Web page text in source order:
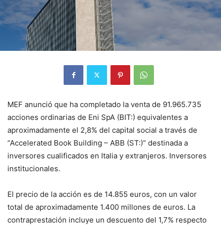
MEF anunció que ha completado la venta de 91.965.735
acciones ordinarias de Eni SpA (BIT:) equivalentes a
aproximadamente el 2,8% del capital social a través de
“Accelerated Book Building – ABB (ST:)” destinada a
inversores cualificados en Italia y extranjeros. Inversores
institucionales.
El precio de la acción es de 14.855 euros, con un valor
total de aproximadamente 1.400 millones de euros. La
contraprestación incluye un descuento del 1,7% respecto